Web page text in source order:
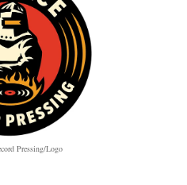
Pressing/Logo